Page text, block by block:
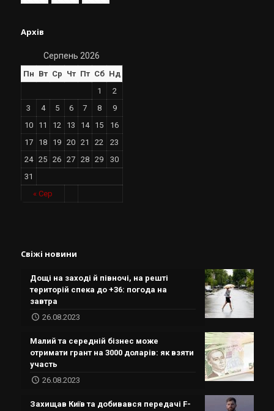
Архів
Серпень 2026
Пн Вт Ср Чт Пт Сб Нд
« Сер
1
2
3
4 5 6 7 8
9
10
11 12 13 14 15
16
17
18 19 20 21 22
23
24
25 26 27 28 29
30
31
Свіжі новини
Дощі на заході й півночі, на решті
територій спека до +36: погода на
завтра
26.08.2023
Малий та середній бізнес може
отримати грант на 3000 доларів: як взяти
участь
26.08.2023
Захищав Київ та добивався передачі F-